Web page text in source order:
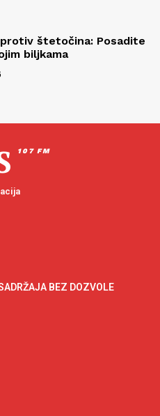
štetočina: Posadite
biljkama
107 FM
BEZ DOZVOLE